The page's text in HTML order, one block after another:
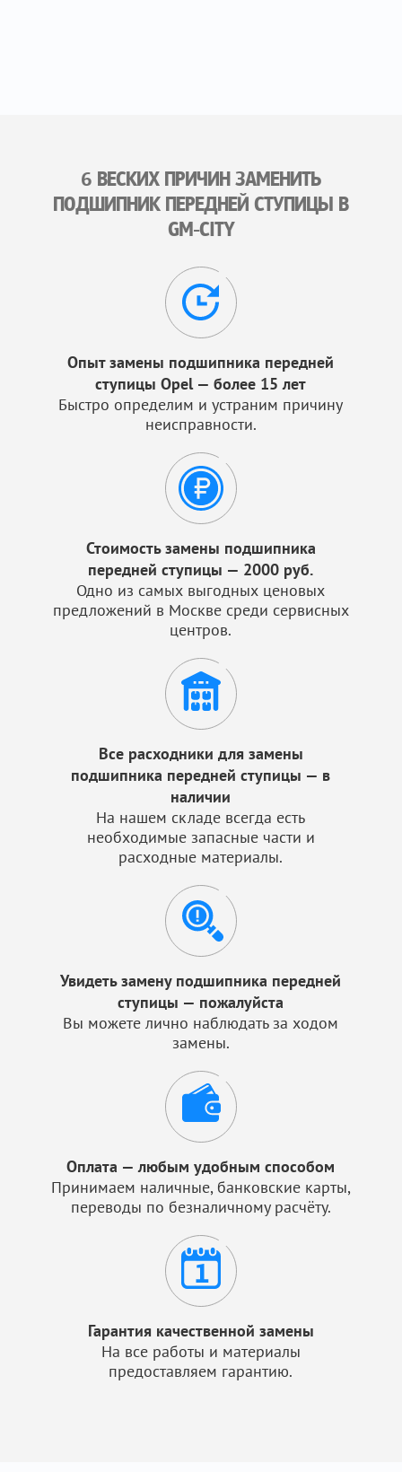
6 ВЕСКИХ ПРИЧИН ЗАМЕНИТЬ
ПОДШИПНИК ПЕРЕДНЕЙ СТУПИЦЫ В
GM-CITY
Опыт замены подшипника передней
ступицы Opel — более 15 лет
Быстро определим и устраним причину
неисправности.
Стоимость замены подшипника
передней ступицы — 2000 руб.
Одно из самых выгодных ценовых
предложений в Москве среди сервисных
центров.
Все расходники для замены
подшипника передней ступицы — в
наличии
На нашем складе всегда есть
необходимые запасные части и
расходные материалы.
Увидеть замену подшипника передней
ступицы — пожалуйста
Вы можете лично наблюдать за ходом
замены.
Оплата — любым удобным способом
Принимаем наличные, банковские карты,
переводы по безналичному расчёту.
Гарантия качественной замены
На все работы и материалы
предоставляем гарантию.